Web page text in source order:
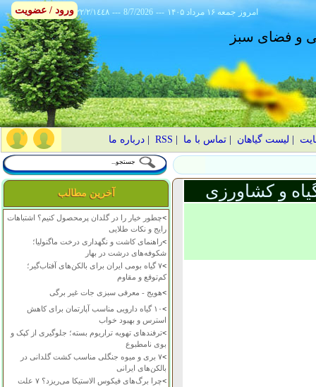
٢٢/٢/١٤٤٨ --- 8/7/2026 --- ۱۴۰۵ جمعه ۱۶ مرداد امروز
و فضای سبز
لیست گیاهان |تماس با ما RSS
|درباره ما
آخرین مطالب
>چطور خیار را در گلدان پرمحصول کنیم؟ اشتباهات
رایج و نکات طلایی
>راهنمای کاشت و نگهداری درخت ماگنولیا؛
شکوفه‌های درشت در بهار
>
۷ گیاه بومی ایران برای بالکن‌های آفتاب‌گیر؛
کم‌توقع و مقاوم
>هویج - معرفی سبزی جات غیر برگی
>
۱۰ گیاه دارویی مناسب آپارتمان برای کاهش
استرس و بهبود خواب
>ترفندهای تهویه تراریوم بسته؛ جلوگیری از کپک و
بوی نامطبوع
>
۷ بری و میوه جنگلی مناسب کشت گلدانی در
بالکن‌های ایرانی
>
چرا برگ‌های فیکوس الاستیکا می‌ریزد؟ ۷ علت
و کشاورزی
ورود / عضویت